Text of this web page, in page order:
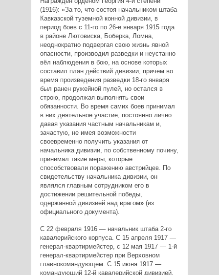
(1916): «За то, что состоя начальником штаба
Кавказской туземной конной дивизии, в
период боев с 11-го по 26-е января 1915 года
в районе Лютовиска, Боберка, Ломна,
неоднократно подвергая свою жизнь явной
опасности, производил разведки и неустанно
вёл наблюдения в бою, на основе которых
составил план действий дивизии, причем во
время произведения разведки 18-го января
был ранен ружейной пулей, но остался в
строю, продолжая выполнять свои
обязанности. Во время самих боев принимал
в них деятельное участие, постоянно лично
давая указания частным начальникам и,
зачастую, не имея возможности
своевременно получить указания от
начальника дивизии, по собственному почину,
принимал такие меры, которые
способствовали поражению австрийцев. По
свидетельству начальника дивизии, он
являлся главным сотрудником его в
достижении решительной победы,
одержанной дивизией над врагом» (из
официального документа).
С 22 февраля 1916 — начальник штаба 2-го
кавалерийского корпуса. С 15 апреля 1917 —
генерал-квартирмейстер, с 12 мая 1917 — 1-й
генерал-квартирмейстер при Верховном
главнокомандующем. С 15 июня 1917 —
командующий 12-й кавалерийской дивизией.